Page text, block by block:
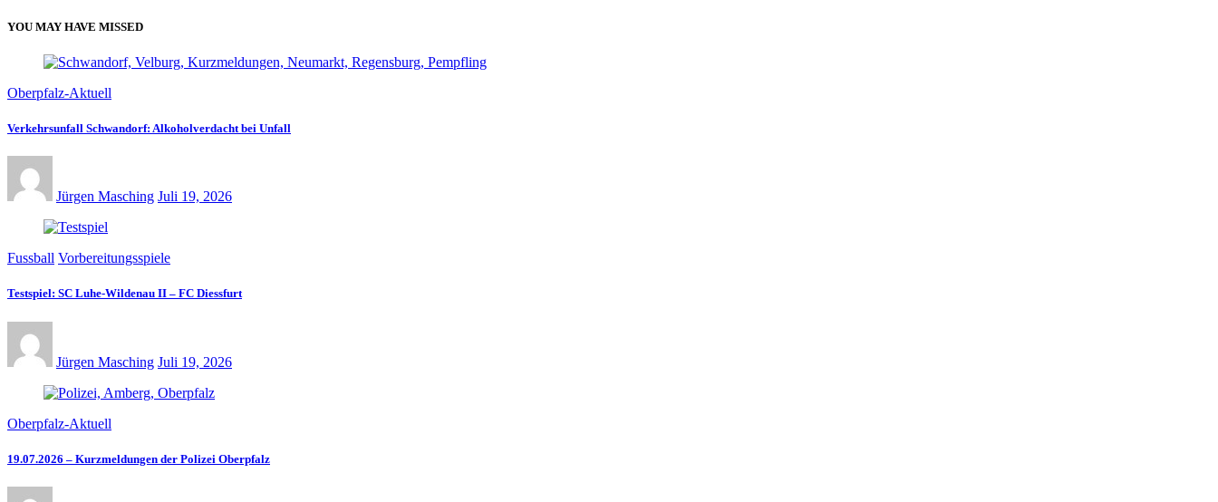
YOU MAY HAVE MISSED
Oberpfalz-Aktuell
Verkehrsunfall Schwandorf: Alkoholverdacht bei Unfall
Jürgen Masching Juli 19, 2026
Fussball Vorbereitungsspiele
Testspiel: SC Luhe-Wildenau II – FC Diessfurt
Jürgen Masching Juli 19, 2026
Oberpfalz-Aktuell
19.07.2026 – Kurzmeldungen der Polizei Oberpfalz